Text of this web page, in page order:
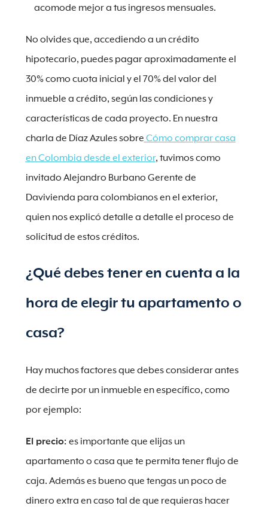
acomode mejor a tus ingresos mensuales.
No olvides que, accediendo a un crédito
hipotecario, puedes pagar aproximadamente el
30% como cuota inicial y el 70% del valor del
inmueble a crédito, según las condiciones y
características de cada proyecto. En nuestra
charla de Díaz Azules sobre Cómo comprar casa
en Colombia desde el exterior, tuvimos como
invitado Alejandro Burbano Gerente de
Davivienda para colombianos en el exterior,
quien nos explicó detalle a detalle el proceso de
solicitud de estos créditos.
¿Qué debes tener en cuenta a la
hora de elegir tu apartamento o
casa?
Hay muchos factores que debes considerar antes
de decirte por un inmueble en específico, como
por ejemplo:
El precio: es importante que elijas un
apartamento o casa que te permita tener flujo de
caja. Además es bueno que tengas un poco de
dinero extra en caso tal de que requieras hacer